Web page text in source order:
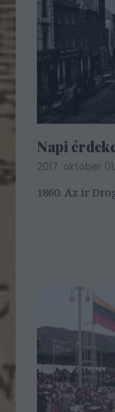
Napi
2017. október 01.
1860. Az ír